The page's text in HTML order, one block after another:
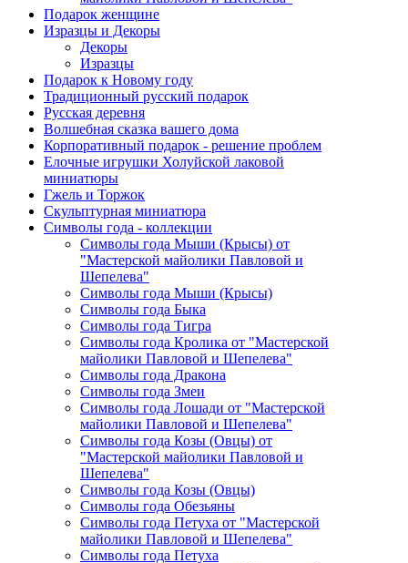
Подарок женщине
Изразцы и Декоры
Декоры
Изразцы
Подарок к Новому году
Традиционный русский подарок
Русская деревня
Волшебная сказка вашего дома
Корпоративный подарок - решение проблем
Елочные игрушки Холуйской лаковой
миниатюры
Гжель и Торжок
Скульптурная миниатюра
Символы года - коллекции
Символы года Мыши (Крысы) от
"Мастерской майолики Павловой и
Шепелева"
Символы года Мыши (Крысы)
Символы года Быка
Символы года Тигра
Символы года Кролика от "Мастерской
майолики Павловой и Шепелева"
Символы года Дракона
Символы года Змеи
Символы года Лошади от "Мастерской
майолики Павловой и Шепелева"
Символы года Козы (Овцы) от
"Мастерской майолики Павловой и
Шепелева"
Символы года Козы (Овцы)
Символы года Обезьяны
Символы года Петуха от "Мастерской
майолики Павловой и Шепелева"
Символы года Петуха